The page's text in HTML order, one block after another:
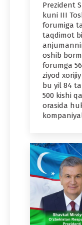
Prezident
kuni III
forumiga
taqdimot
oshib
forumga
ziyod
bu yil 84
500 kishi
orasida